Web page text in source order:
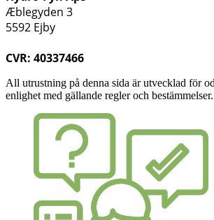
Æblegyden 3
5592 Ejby
CVR: 40337466
All utrustning på denna sida är utvecklad för
enlighet med gällande regler och bestämmelser.